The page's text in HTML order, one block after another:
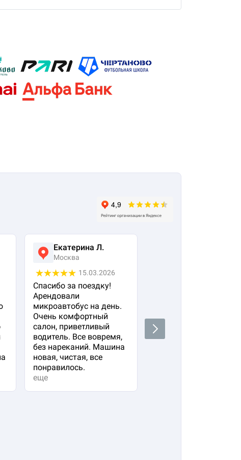
Екатерина Л.
Москва
15.03.2026
Спасибо за поездку!
Арендовали
микроавтобус на день.
Очень комфортный
салон, приветливый
водитель. Все вовремя,
без нареканий. Машина
новая, чистая, все
понравилось.
еще
очень довольна!
Водитель водит очень
плавно и аккуратно,
Next